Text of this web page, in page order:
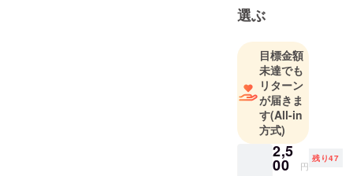
選ぶ
目標金額
未達でも
リターン
が届きま
す(All-in
方式)
2,5
00 円
残り47